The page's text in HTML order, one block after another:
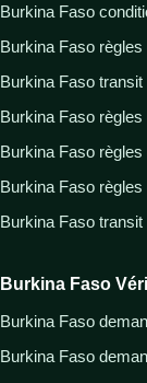
Burkina Faso
Burkina Faso règles
Burkina Faso transit
Burkina Faso règles
Burkina Faso règles
Burkina Faso règles
Burkina Faso transit
Burkina Faso
Burkina Faso
Burkina Faso